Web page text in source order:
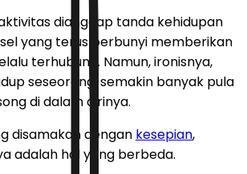
dianggap tanda kehidupan
yang terus berbunyi memberikan
terhubung. Namun, ironisnya,
seseorang, semakin banyak pula
di dalam dirinya.
disamakan dengan kesepian,
adalah hal yang berbeda.